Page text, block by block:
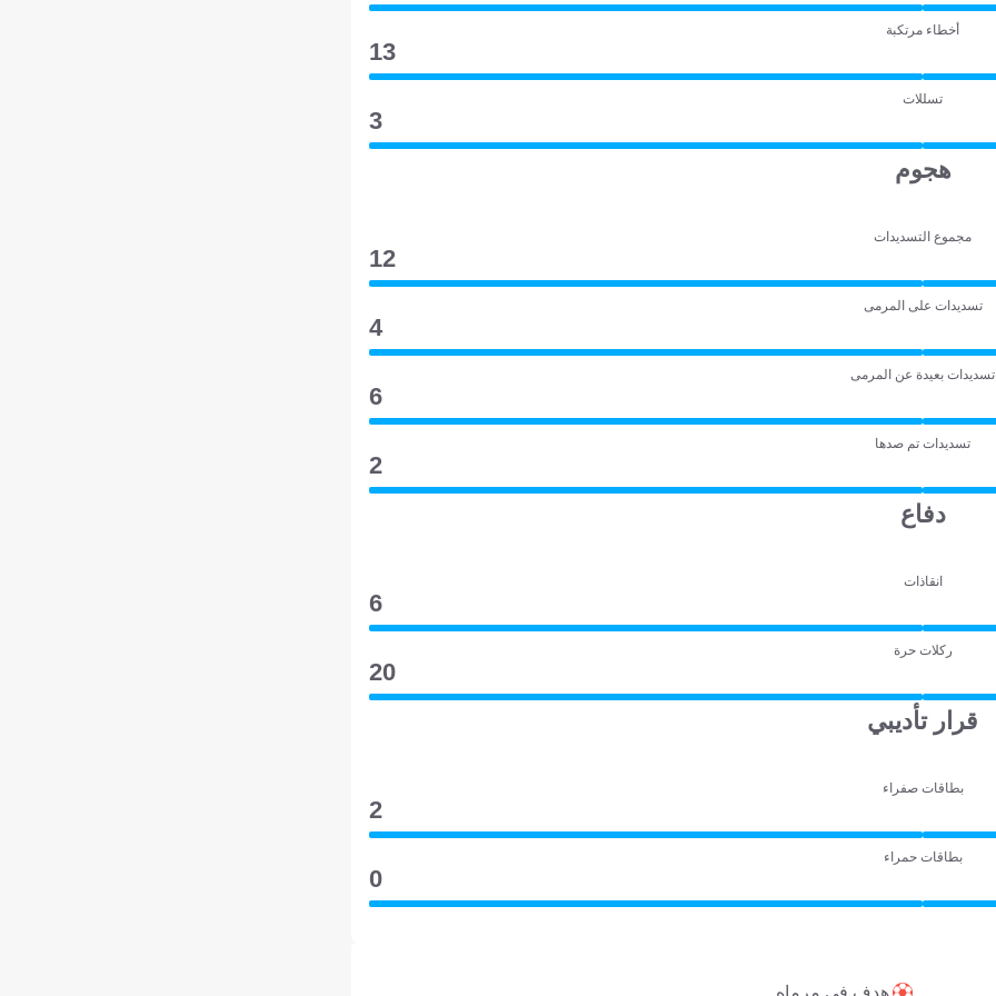
أخطاء مرتكبة
13
تسللات
3
هجوم
مجموع التسديدات
12
تسديدات على المرمى
4
تسديدات بعيدة عن المرمى
6
تسديدات تم صدها
2
دفاع
انقاذات
6
ركلات حرة
20
قرار تأديبي
بطاقات صفراء
2
بطاقات حمراء
0
هدف في مرماه